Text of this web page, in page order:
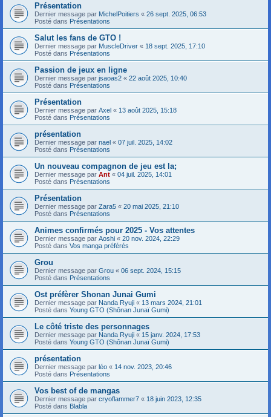
Présentation
Dernier message par MichelPoitiers « 26 sept. 2025, 06:53
Posté dans Présentations
Salut les fans de GTO !
Dernier message par MuscleDriver « 18 sept. 2025, 17:10
Posté dans Présentations
Passion de jeux en ligne
Dernier message par jsaoas2 « 22 août 2025, 10:40
Posté dans Présentations
Présentation
Dernier message par Axel « 13 août 2025, 15:18
Posté dans Présentations
présentation
Dernier message par nael « 07 juil. 2025, 14:02
Posté dans Présentations
Un nouveau compagnon de jeu est la;
Dernier message par Ant « 04 juil. 2025, 14:01
Posté dans Présentations
Présentation
Dernier message par Zara5 « 20 mai 2025, 21:10
Posté dans Présentations
Animes confirmés pour 2025 - Vos attentes
Dernier message par Aoshi « 20 nov. 2024, 22:29
Posté dans Vos manga préférés
Grou
Dernier message par Grou « 06 sept. 2024, 15:15
Posté dans Présentations
Ost préfèrer Shonan Junai Gumi
Dernier message par Nanda Ryuji « 13 mars 2024, 21:01
Posté dans Young GTO (Shônan Junaï Gumi)
Le côté triste des personnages
Dernier message par Nanda Ryuji « 15 janv. 2024, 17:53
Posté dans Young GTO (Shônan Junaï Gumi)
présentation
Dernier message par léo « 14 nov. 2023, 20:46
Posté dans Présentations
Vos best of de mangas
Dernier message par cryoflammer7 « 18 juin 2023, 12:35
Posté dans Blabla